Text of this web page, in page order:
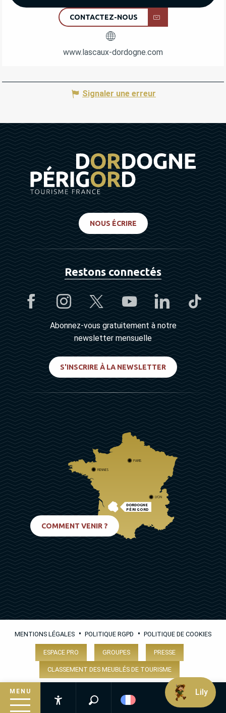
MENU
Recherche
CONTACTEZ-NOUS
www.lascaux-dordogne.com
Signaler une erreur
NOUS ÉCRIRE
Restons connectés
Abonnez-vous gratuitement à notre
newsletter mensuelle
S'INSCRIRE À LA NEWSLETTER
DORDOGNE
PÉRIGORD
PARIS
RENNES
LYON
COMMENT VENIR ?
MENTIONS LÉGALES • POLITIQUE RGPD • POLITIQUE DE COOKIES
ESPACE PRO GROUPES PRESSE
CLASSEMENT DES MEUBLÉS DE TOURISME
Lily